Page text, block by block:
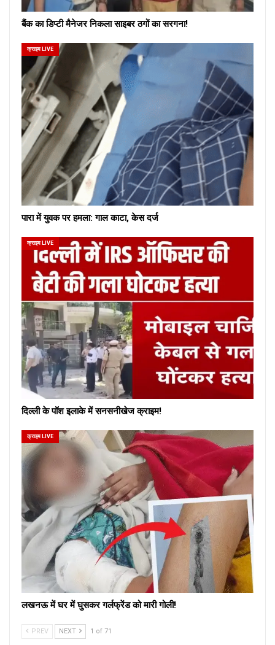
बैंक का डिप्टी मैनेजर निकला साइबर ठगों का सरगना!
क्राइम LIVE
पारा में युवक पर हमला: गाल काटा, केस दर्ज
क्राइम LIVE
दिल्ली के पॉश इलाके में सनसनीखेज क्राइम!
क्राइम LIVE
लखनऊ में घर में घुसकर गर्लफ्रेंड को मारी गोली!
PREV NEXT 1 of 71